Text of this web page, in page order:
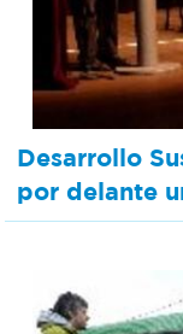
Desarrollo
por delante